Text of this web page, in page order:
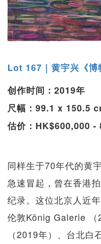
Lot 167｜黄宇兴《博
创作时间：2019年
尺幅：99.1 x 150.5
估价：HK$600,000 -
同样生于70年代的黄
急速冒起，曾在香港
纪录。这位北京人近
伦敦König Galerie （
（2019年）、台北